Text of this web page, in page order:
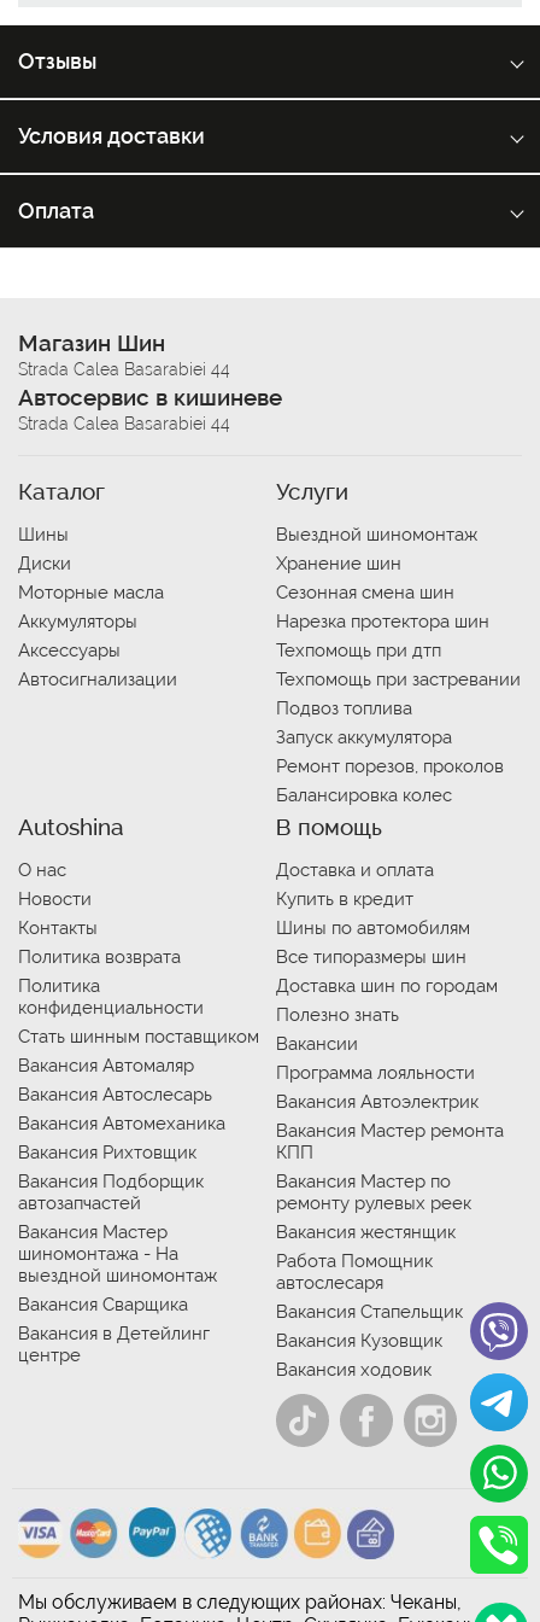
Отзывы
Условия доставки
Оплата
Магазин Шин
Strada Calea Basarabiei 44
Автосервис в кишиневе
Strada Calea Basarabiei 44
Каталог
Шины
Диски
Моторные масла
Аккумуляторы
Аксессуары
Автосигнализации
Услуги
Выездной шиномонтаж
Хранение шин
Сезонная смена шин
Нарезка протектора шин
Техпомощь при дтп
Техпомощь при застревании
Подвоз топлива
Запуск аккумулятора
Ремонт порезов, проколов
Балансировка колес
Autoshina
О нас
Новости
Контакты
Политика возврата
Политика
конфиденциальности
Стать шинным поставщиком
Вакансия Автомаляр
Вакансия Автослесарь
Вакансия Автомеханика
Вакансия Рихтовщик
Вакансия Подборщик
автозапчастей
Вакансия Мастер
шиномонтажа - На
выездной шиномонтаж
Вакансия Сварщика
Вакансия в Детейлинг
центре
В помощь
Доставка и оплата
Купить в кредит
Шины по автомобилям
Все типоразмеры шин
Доставка шин по городам
Полезно знать
Вакансии
Программа лояльности
Вакансия Автоэлектрик
Вакансия Мастер ремонта
КПП
Вакансия Мастер по
ремонту рулевых реек
Вакансия жестянщик
Работа Помощник
автослесаря
Вакансия Стапельщик
Вакансия Кузовщик
Вакансия ходовик
Мы обслуживаем в следующих районах: Чеканы,